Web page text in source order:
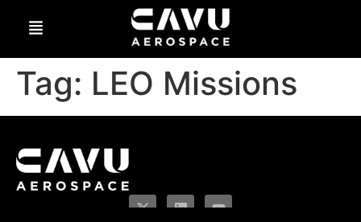
Tag: LEO Missions